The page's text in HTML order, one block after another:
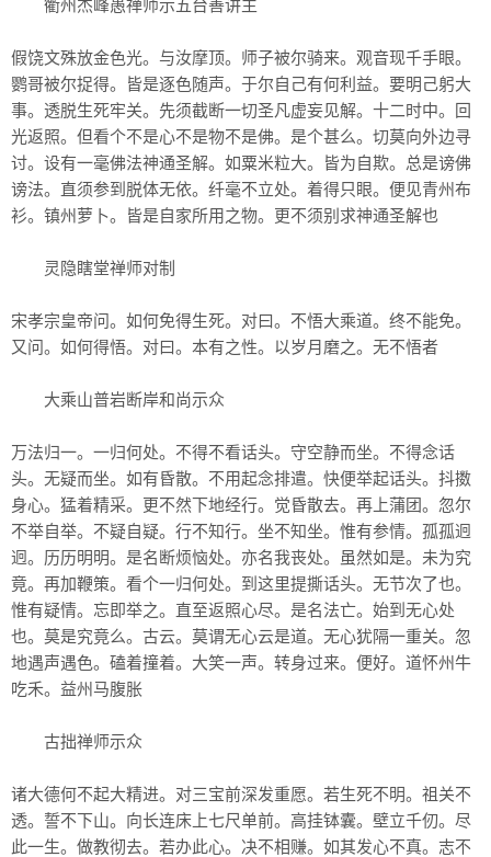
衢州杰峰愚禅师示五台善讲主
假饶文殊放金色光。与汝摩顶。师子被尔骑来。观音现千手眼。
鹦哥被尔捉得。皆是逐色随声。于尔自己有何利益。要明己躬大
事。透脱生死牢关。先须截断一切圣凡虚妄见解。十二时中。回
光返照。但看个不是心不是物不是佛。是个甚么。切莫向外边寻
讨。设有一毫佛法神通圣解。如粟米粒大。皆为自欺。总是谤佛
谤法。直须参到脱体无依。纤毫不立处。着得只眼。便见青州布
衫。镇州萝卜。皆是自家所用之物。更不须别求神通圣解也
灵隐瞎堂禅师对制
宋孝宗皇帝问。如何免得生死。对曰。不悟大乘道。终不能免。
又问。如何得悟。对曰。本有之性。以岁月磨之。无不悟者
大乘山普岩断岸和尚示众
万法归一。一归何处。不得不看话头。守空静而坐。不得念话
头。无疑而坐。如有昏散。不用起念排遣。快便举起话头。抖擞
身心。猛着精采。更不然下地经行。觉昏散去。再上蒲团。忽尔
不举自举。不疑自疑。行不知行。坐不知坐。惟有参情。孤孤迥
迥。历历明明。是名断烦恼处。亦名我丧处。虽然如是。未为究
竟。再加鞭策。看个一归何处。到这里提撕话头。无节次了也。
惟有疑情。忘即举之。直至返照心尽。是名法亡。始到无心处
也。莫是究竟么。古云。莫谓无心云是道。无心犹隔一重关。忽
地遇声遇色。磕着撞着。大笑一声。转身过来。便好。道怀州牛
吃禾。益州马腹胀
古拙禅师示众
诸大德何不起大精进。对三宝前深发重愿。若生死不明。祖关不
透。誓不下山。向长连床上七尺单前。高挂钵囊。壁立千仞。尽
此一生。做教彻去。若办此心。决不相赚。如其发心不真。志不